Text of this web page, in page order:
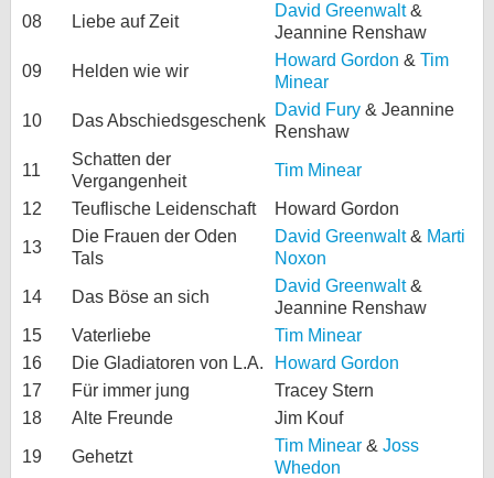
08 Liebe auf Zeit
David Greenwalt&
Jeannine Renshaw
09 Helden wie wir
Howard Gordon & Tim
Minear
10 Das Abschiedsgeschenk
David Fury & Jeannine
Renshaw
11
Schatten der
Vergangenheit
Tim Minear
12 Teuflische Leidenschaft Howard Gordon
13
Die Frauen der Oden
Tals
David Greenwalt& Marti
Noxon
14 Das Böse an sich
David Greenwalt&
Jeannine Renshaw
15
Vaterliebe
Tim Minear
16
Die Gladiatoren von L.A.
Howard Gordon
17
Für immer jung
Tracey Stern
18
Alte Freunde Jim Kouf
19 Gehetzt
Tim Minear & Joss
Whedon
Datenschutz
Cookie-Einstellungen
Impressum
Desktop-Ansicht